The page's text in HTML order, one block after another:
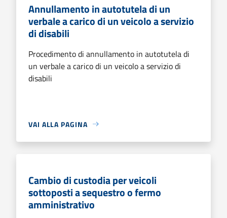
Annullamento in autotutela di un
verbale a carico di un veicolo a servizio
di disabili
Procedimento di annullamento in autotutela di
un verbale a carico di un veicolo a servizio di
disabili
VAI ALLA PAGINA
Cambio di custodia per veicoli
sottoposti a sequestro o fermo
amministrativo